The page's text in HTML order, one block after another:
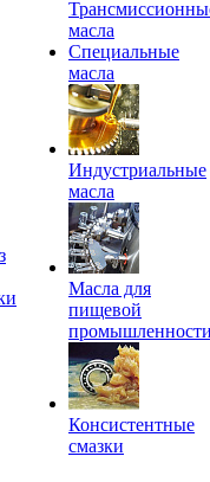
масла
Специальные
масла
Индустриальные
масла
Масла для
пищевой
Консистентные
смазки